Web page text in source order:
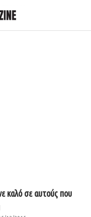
καλό σε αυτούς που